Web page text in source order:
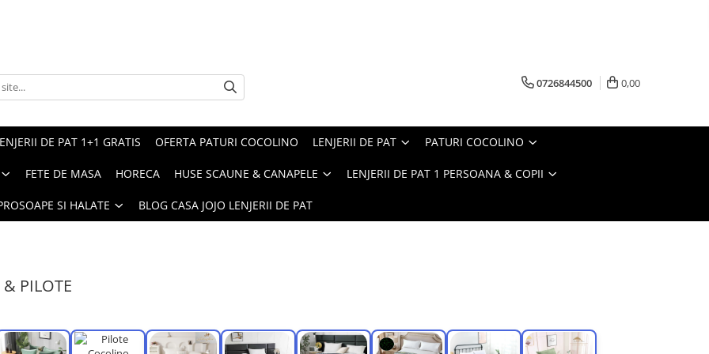
0726844500 0,00
DE PAT 1+1 GRATIS OFERTA PATURI COCOLINO LENJERII DE PAT PATURI COCOLINO
FETE DE MASA HORECA HUSE SCAUNE & CANAPELE LENJERII DE PAT 1 PERSOANA & COPII
SI HALATE BLOG CASA JOJO LENJERII DE PAT
& PILOTE